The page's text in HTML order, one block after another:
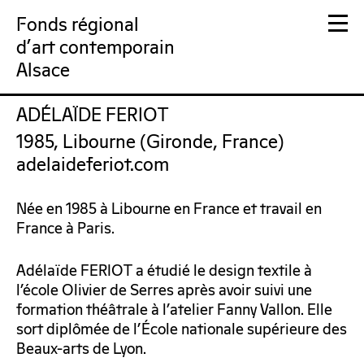
Fonds régional
d'art contemporain
Alsace
FRAC Alsace
ADÉLAÏDE FERIOT
1985, Libourne (Gironde, France)
adelaideferiot.com
Née en 1985 à Libourne en France et travail en
France à Paris.
Adélaïde FERIOT a étudié le design textile à
l’école Olivier de Serres après avoir suivi une
formation théâtrale à l’atelier Fanny Vallon. Elle
sort diplômée de l’École nationale supérieure des
Beaux-arts de Lyon.